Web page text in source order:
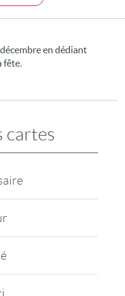
en dédiant
fête.
cartes